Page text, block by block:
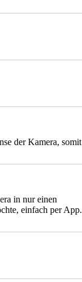
der Kamera, somit
in nur einen
einfach per App.